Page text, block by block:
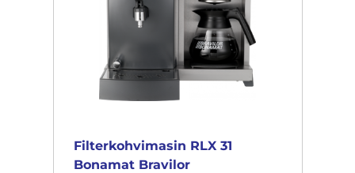
Filterkohvimasin RLX 31
Bonamat Bravilor